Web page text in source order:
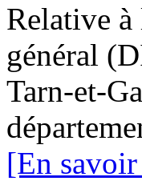
Relative à
général
Tarn-et-
[En